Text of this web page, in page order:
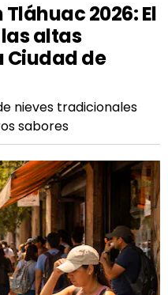
2026: El
altas
Ciudad de
nieves tradicionales
sabores